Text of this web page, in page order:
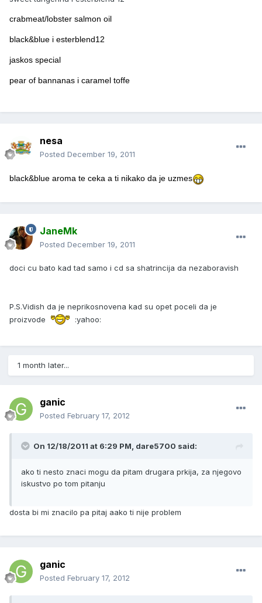
crabmeat/lobster salmon oil
black&blue i esterblend12
jaskos special
pear of bannanas i caramel toffe
nesa
Posted December 19, 2011
black&blue aroma te ceka a ti nikako da je uzmes
JaneMk
Posted December 19, 2011
doci cu bato kad tad samo i cd sa shatrincija da nezaboravish
P.S.Vidish da je neprikosnovena kad su opet poceli da je
proizvode
:yahoo:
1 month later...
ganic
Posted February 17, 2012
On 12/18/2011 at 6:29 PM, dare5700 said:
ako ti nesto znaci mogu da pitam drugara prkija, za njegovo
iskustvo po tom pitanju
dosta bi mi znacilo pa pitaj aako ti nije problem
ganic
Posted February 17, 2012